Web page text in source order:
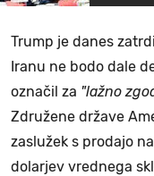
Trump je danes
Iranu ne bodo dale
označil za "lažno
Združene države
zaslužek s prodajo
dolarjev vrednega